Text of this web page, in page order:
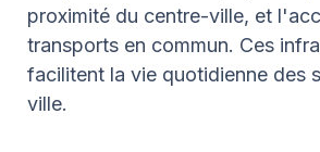
proximité du centre-ville, et
transports en commun. Ces
facilitent la vie quotidienne des
ville.